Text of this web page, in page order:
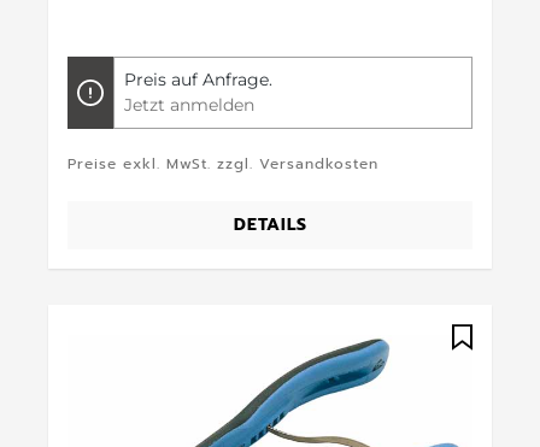
Preis auf Anfrage.
Jetzt anmelden
Preise exkl. MwSt. zzgl. Versandkosten
DETAILS